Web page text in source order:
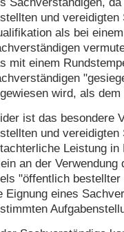
und
als bei
mit einem
wird, als
ist das besondere
und
Leistung
an der
"öffentlich
Eignung eines